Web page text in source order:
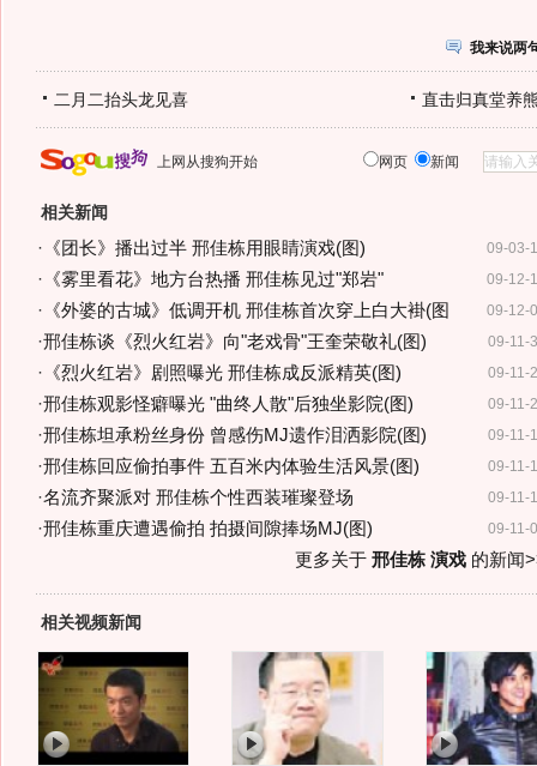
我来说两
二月二抬头龙见喜 直击归真堂养
上网从搜狗开始 网页 新闻
相关新闻
09-03-
· 《团长》播出过半 邢佳栋用眼睛演戏(图)
09-12-
· 《雾里看花》地方台热播 邢佳栋见过"郑岩"
09-12-
· 《外婆的古城》低调开机 邢佳栋首次穿上白大褂(图
09-11-
·邢佳栋谈《烈火红岩》向"老戏骨"王奎荣敬礼(图)
09-11-
· 《烈火红岩》剧照曝光 邢佳栋成反派精英(图)
09-11-
·邢佳栋观影怪癖曝光 "曲终人散"后独坐影院(图)
09-11-
·邢佳栋坦承粉丝身份 曾感伤MJ遗作泪洒影院(图)
09-11-
·邢佳栋回应偷拍事件 五百米内体验生活风景(图)
09-11-
·名流齐聚派对 邢佳栋个性西装璀璨登场
09-11-
·邢佳栋重庆遭遇偷拍 拍摄间隙捧场MJ(图)
更多关于 邢佳栋 演戏的新闻
相关视频新闻